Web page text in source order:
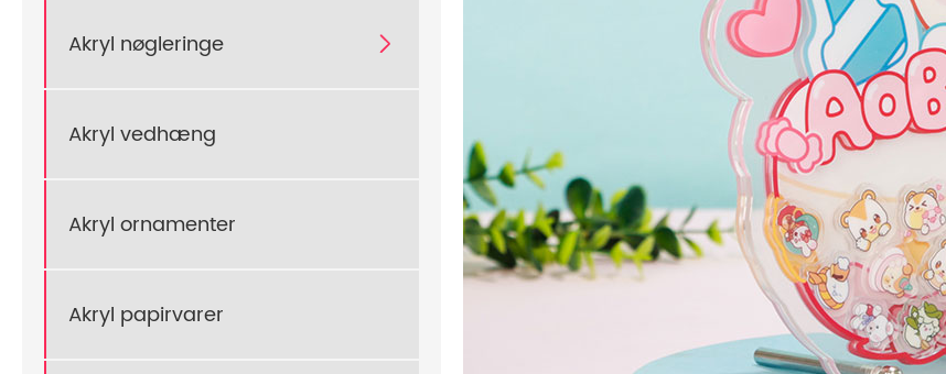
Akryl nøgleringe 
Akryl vedhæng
Akryl ornamenter
Akryl papirvarer